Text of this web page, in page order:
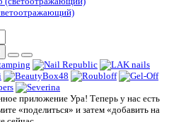
приложение Ура! Теперь у нас есть
«поделиться» и затем «добавить на